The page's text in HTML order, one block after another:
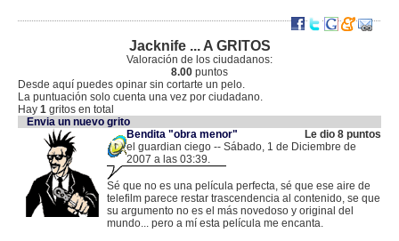
Jacknife ... A GRITOS
Valoración de los ciudadanos:
8.00 puntos
Desde aquí puedes opinar sin cortarte un pelo.
La puntuación solo cuenta una vez por ciudadano.
Hay 1 gritos en total
Envia un nuevo grito
Bendita "obra menor"
Le dio 8 puntos
el guardian ciego -- Sábado, 1 de Diciembre de
2007 a las 03:39.
Sé que no es una película perfecta, sé que ese aire de
telefilm parece restar trascendencia al contenido, se que
su argumento no es el más novedoso y original del
mundo... pero a mí esta película me encanta.